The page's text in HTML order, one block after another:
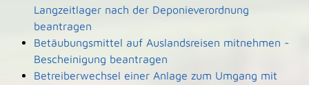
Langzeitlager nach der Deponieverordnung
beantragen
Betäubungsmittel auf Auslandsreisen mitnehmen -
Bescheinigung beantragen
Betreiberwechsel einer Anlage zum Umgang mit